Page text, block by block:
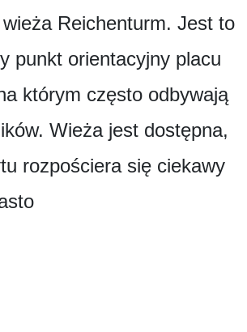
Reichenturm. Jest to
punkt orientacyjny placu
którym często odbywają
Wieża jest dostępna,
rozpościera się ciekawy